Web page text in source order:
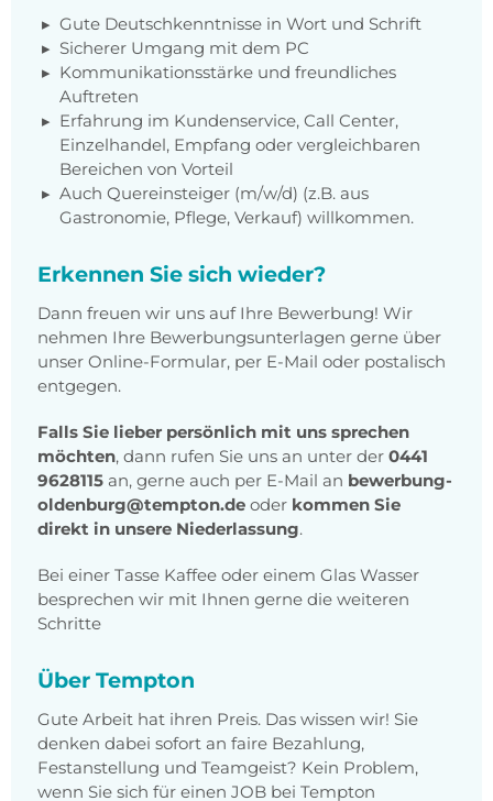
Gute Deutschkenntnisse in Wort und Schrift
Sicherer Umgang mit dem PC
Kommunikationsstärke und freundliches
Auftreten
Erfahrung im Kundenservice, Call Center,
Einzelhandel, Empfang oder vergleichbaren
Bereichen von Vorteil
Auch Quereinsteiger (m/w/d) (z.B. aus
Gastronomie, Pflege, Verkauf) willkommen.
Erkennen Sie sich wieder?
Dann freuen wir uns auf Ihre Bewerbung! Wir
nehmen Ihre Bewerbungsunterlagen gerne über
unser Online-Formular, per E-Mail oder postalisch
entgegen.
Falls Sie lieber persönlich mit uns sprechen
möchten, dann rufen Sie uns an unter der 0441
9628115 an, gerne auch per E-Mail an bewerbung-
oldenburg@tempton.de oder kommen Sie
direkt in unsere Niederlassung.
Bei einer Tasse Kaffee oder einem Glas Wasser
besprechen wir mit Ihnen gerne die weiteren
Schritte
Über Tempton
Gute Arbeit hat ihren Preis. Das wissen wir! Sie
denken dabei sofort an faire Bezahlung,
Festanstellung und Teamgeist? Kein Problem,
wenn Sie sich für einen JOB bei Tempton